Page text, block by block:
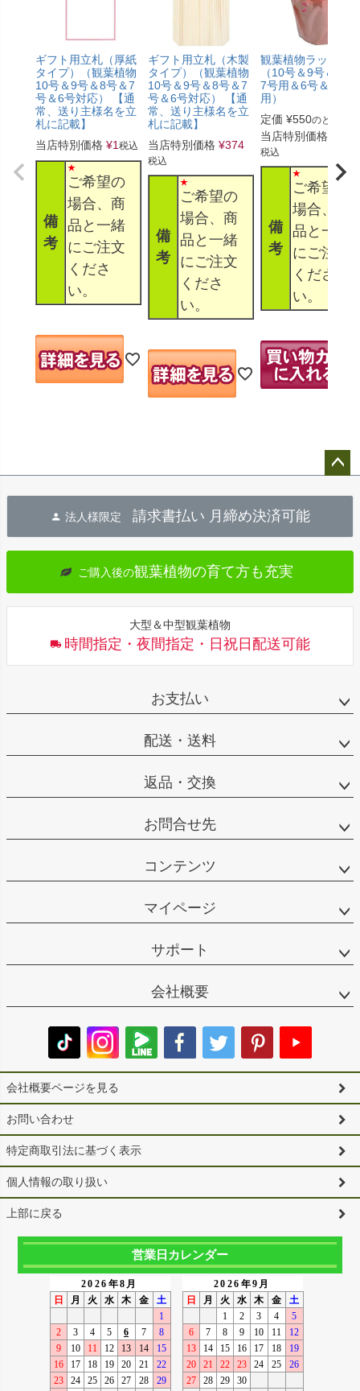
ギフト用立札（厚紙
タイプ）（観葉植物
10号＆9号＆8号＆7
号＆6号対応） 【通
常、送り主様名を立
札に記載】
当店特別価格 ¥1 税込
備
考
ご希望の
場合、商
品と一緒
にご注文
くださ
い。
ギフト用立札（木製
タイプ）（観葉植物
10号＆9号＆8号＆7
号＆6号対応） 【通
常、送り主様名を立
札に記載】
当店特別価格 ¥374
税込
備
考
ご希望の
場合、商
品と一緒
にご注文
くださ
い。
観葉植物ラッピン
（10号＆9号＆8号
7号用＆6号＆5号
用）
定価 ¥550のところ
当店特別価格
税込
備
考
ご希望の
場合、商
品と一緒
にご注文
くださ
い。
へ
法人様限定 請求書払い 月締め決済可能
ご購入後の観葉植物の育て方も充実
大型＆中型観葉植物
時間指定・夜間指定・日祝日配送可能
お支払い
配送・送料
返品・交換
お問合せ先
コンテンツ
マイページ
サポート
会社概要
会社概要ページを見る
お問い合わせ
特定商取引法に基づく表示
個人情報の取り扱い
上部に戻る
営業日カレンダー